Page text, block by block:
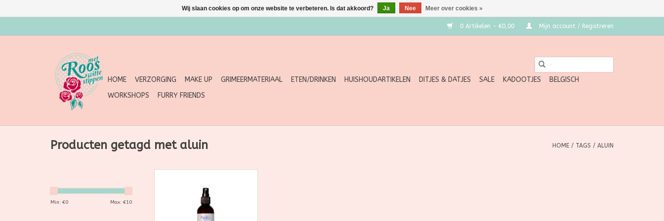
0 Artikelen - €0,00 Mijn account / Registreren
HOME VERZORGING MAKE UP GRIMEERMATERIAAL ETEN/DRINKEN HUISHOUDARTIKELEN DITJES & DATJES SALE KADOOTJES
BELGISCH
WORKSHOPS
FURRY FRIENDS
Producten getagd met aluin HOME / TAGS / ALUIN
Min: €0 Max: €10
Deodorant Spray. Deze
natuurlijke deodorantspray,
verrijkt met aluinsteen, biedt
Wij slaan cookies op om onze website te verbeteren. Is dat akkoord? Ja Nee Meer over cookies »